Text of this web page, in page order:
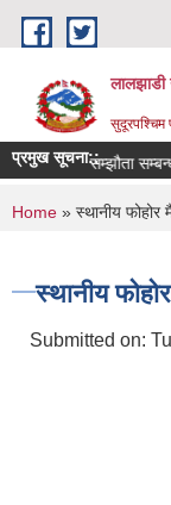
Skip to main content
लालझाडी
प्रमुख सूचना::
लागि करार सम्झौता
You are
Home » स्थानीय
स्थानीय
Submitted on: